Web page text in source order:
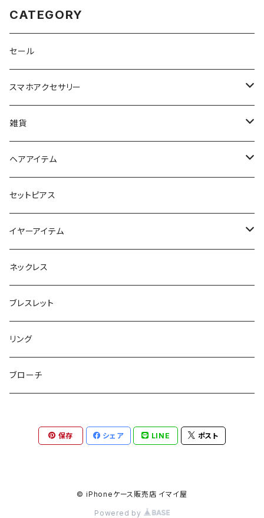
CATEGORY
セール
スマホアクセサリー
iPhoneケース
スマホリング＆グリップ
マルチショルダー
雑貨
ポーチ
マチ付きポーチ
フラットポーチ
スマートキーポーチ
チャーム / カラビナ
ウォレット / 財布
トートバッグ
パスケース
ミラー
ハンドタオル
ヘアアイテム
静電気軽減ヘアブレスレット
ポニーフック
テールクラッチ
シュシュット
キープスタイラー
ヘアピン
ヘアクリップ
セットピアス
イヤーアイテム
ステンレスピアス
ピアス
イヤリング
セットピアス
イヤーカフ
ネックレス
ブレスレット
リング
ブローチ
保存 シェア LINE ポスト
© iPhoneケース販売店 イマイ屋
Powered by